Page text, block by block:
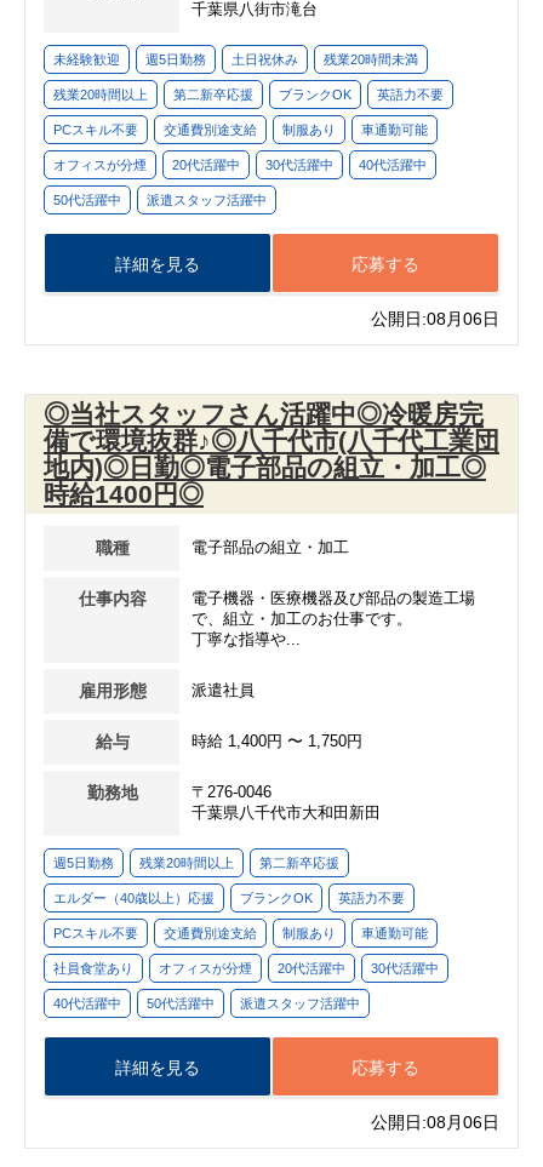
千葉県八街市滝台
未経験歓迎 週5日勤務 土日祝休み 残業20時間未満
残業20時間以上 第二新卒応援 ブランクOK 英語力不要
PCスキル不要 交通費別途支給 制服あり 車通勤可能
オフィスが分煙 20代活躍中 30代活躍中 40代活躍中
50代活躍中 派遣スタッフ活躍中
応募する
詳細を見る
公開日:08月06日
◎当社スタッフさん活躍中◎冷暖房完
備で環境抜群♪◎八千代市(八千代工業団
地内)◎日勤◎電子部品の組立・加工◎
時給1400円◎
職種 電子部品の組立・加工
仕事内容
電子機器・医療機器及び部品の製造工場
で、組立・加工のお仕事です。
丁寧な指導や...
雇用形態 派遣社員
給与 時給 1,400円 〜 1,750円
勤務地
〒276-0046
千葉県八千代市大和田新田
週5日勤務 残業20時間以上 第二新卒応援
エルダー（40歳以上）応援 ブランクOK 英語力不要
PCスキル不要 交通費別途支給 制服あり 車通勤可能
社員食堂あり オフィスが分煙 20代活躍中 30代活躍中
40代活躍中 50代活躍中 派遣スタッフ活躍中
応募する
詳細を見る
公開日:08月06日